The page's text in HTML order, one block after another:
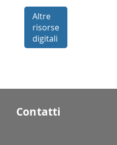
Altre
risorse
digitali
Contatti